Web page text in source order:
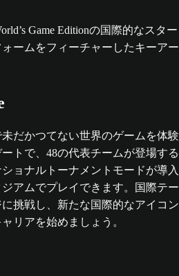
未だかつてない世界のゲームを体験
トで、48の代表チームが登場する
ョナルトーナメントモードが導入
アムでプレイできます。国際テー
挑戦し、新たな国際的なアイコン
リアを始めましょう。